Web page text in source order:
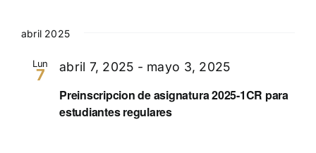
abril 2025
Lun
7
Preinscripcion de asignatura 2025-1CR para
estudiantes regulares
abril 7, 2025 - mayo 3, 2025